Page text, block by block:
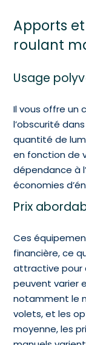
Apports
roulant
Usage
Il vous offre un
l’obscurité
quantité de
en fonction de
dépendance à
économies
Prix
Ces
financière, ce
attractive pour
peuvent varier
notamment le
volets, et les
moyenne, les